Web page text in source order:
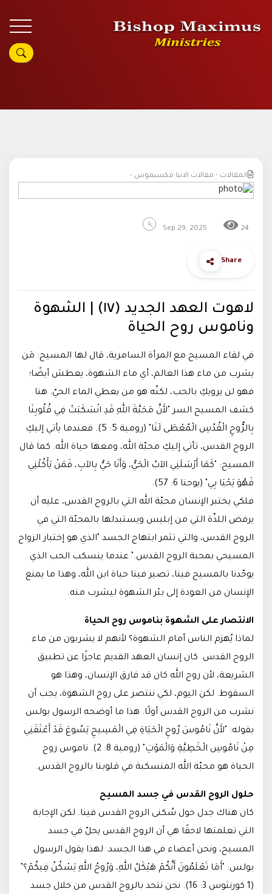
المقالات - مقالات الانبا مكسيموس -
Sep 29, 2025 24
Share
لاهوت العهد الجديد (١٧) | الشهوة
وناموس روح الحياة
في لقاء المسيح مع المرأة السامرية، قال لها المسيح: مَن
يشرب من ماء هذا العالم، أي ماء الشهوة، يعطش أيضًا؛
فهو لن يرويكِ بالحب، لكنّه هو من يعطي الماء الحيّ. هنا
كشف المسيح السر "لأَنَّ مَحَبَّةَ اللهِ قَدِ انْسَكَبَتْ فِي قُلُوبِنَا
بِالرُّوحِ الْقُدُسِ الْمُعْطَى لَنَا" (رومية 5: 5). فعندما يأتي إليكِ
الروح القدس، تأتي إليكِ محبّة الله، ومعها حياة الله. كما قال
المسيح: "كَمَا أَرْسَلَنِي الآبُ الْحَيُّ، وَأَنَا حَيٌّ بِالآبِ، فَمَنْ يَأْكُلْنِي
فَهُوَ يَحْيَا بِي" (يوحنا 6: 57).
فلكي يختبر الإنسان محبّة الله التي بالروح القدس، عليه أن
يرفض اللذّة التي من إبليس ويستبدلها بالمحبّة التي في
الروح القدس، والتي تثمر ابتهاج الجسد "الذي هو إختبار الزواج
المسيحي بمحبة الروح القدس." عندما ينسكب الحب الذي
يوحّدنا بالمسيح فينا، تصير فينا حياة ابن الله، وهذا ما يمنع
الإنسان من العودة إلى بئر الشهوة ليشرب منه.
الانتصار على الشهوة بناموس روح الحياة
لماذا يُهزم الناس أمام الشهوة؟ لأنهم لا يشربون من ماء
الروح القدس. كان إنسان العهد القديم عاجزًا عن تطبيق
الشريعة، لأن روح الله كان قد فارق الإنسان، وهذا هو
السقوط. لكن اليوم، لكي ننتصر على روح الشهوة، يجب أن
نشرب من الروح القدس أولًا. هذا ما أوضحه الرسول بولس
بقوله: "لأَنَّ نَامُوسَ رُوحِ الْحَيَاةِ فِي الْمَسِيحِ يَسُوعَ قَدْ أَعْتَقَنِي
مِنْ نَامُوسِ الْخَطِيَّةِ وَالْمَوْتِ" (رومية 8: 2). ناموس روح
الحياة هو محبّة الله المنسكبة في قلوبنا بالروح القدس.
حلول الروح القدس في جسد المسيح
كان هناك جدل حول سُكنى الروح القدس فينا. لكن الإجابة
التي تعلمتها لاحقًا هي أن الروح القدس يحلّ في جسد
المسيح، ونحن أعضاء في هذا الجسد. لهذا يقول الرسول
بولس: "أَمَا تَعْلَمُونَ أَنَّكُمْ هَيْكَلُ اللهِ، وَرُوحُ اللهِ يَسْكُنُ فِيكُمْ؟"
(1 كورنثوس 3: 16). نحن نتحد بالروح القدس من خلال جسد